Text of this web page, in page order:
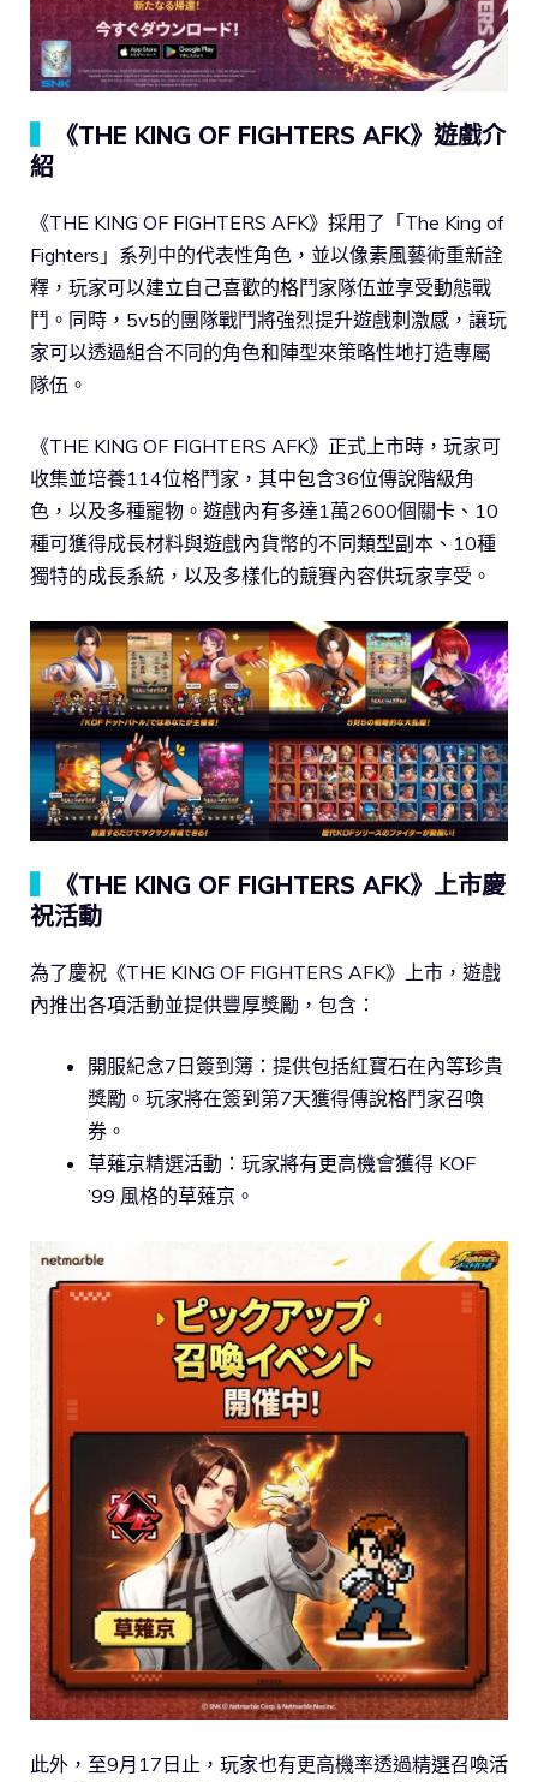
《THE KING OF FIGHTERS AFK》遊戲介
紹
《THE KING OF FIGHTERS AFK》採用了「The King of
Fighters」系列中的代表性角色，並以像素風藝術重新詮
釋，玩家可以建立自己喜歡的格鬥家隊伍並享受動態戰
鬥。同時，5v5的團隊戰鬥將強烈提升遊戲刺激感，讓玩
家可以透過組合不同的角色和陣型來策略性地打造專屬
隊伍。
《THE KING OF FIGHTERS AFK》正式上市時，玩家可
收集並培養114位格鬥家，其中包含36位傳說階級角
色，以及多種寵物。遊戲內有多達1萬2600個關卡、10
種可獲得成長材料與遊戲內貨幣的不同類型副本、10種
獨特的成長系統，以及多樣化的競賽內容供玩家享受。
《THE KING OF FIGHTERS AFK》上市慶
祝活動
為了慶祝《THE KING OF FIGHTERS AFK》上市，遊戲
內推出各項活動並提供豐厚獎勵，包含：
開服紀念7日簽到簿：提供包括紅寶石在內等珍貴
獎勵。玩家將在簽到第7天獲得傳說格鬥家召喚
券。
草薙京精選活動：玩家將有更高機會獲得 KOF
’99 風格的草薙京。
此外，至9月17日止，玩家也有更高機率透過精選召喚活